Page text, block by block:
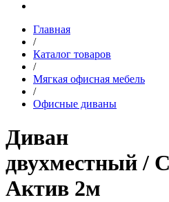
Главная
/
Каталог товаров
/
Мягкая офисная мебель
/
Офисные диваны
Диван
двухместный /
Актив 2м